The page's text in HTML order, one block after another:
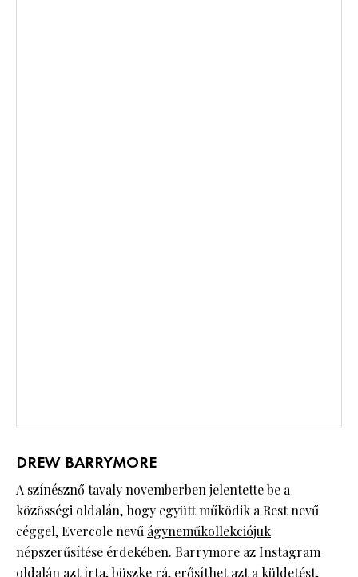
DREW BARRYMORE
A színésznő tavaly novemberben jelentette be a
közösségi oldalán, hogy együtt működik a Rest nevű
céggel, Evercole nevű ágyneműkollekciójuk
népszerűsítése érdekében. Barrymore az Instagram
oldalán azt írta, büszke rá, erősíthet azt a küldetést,